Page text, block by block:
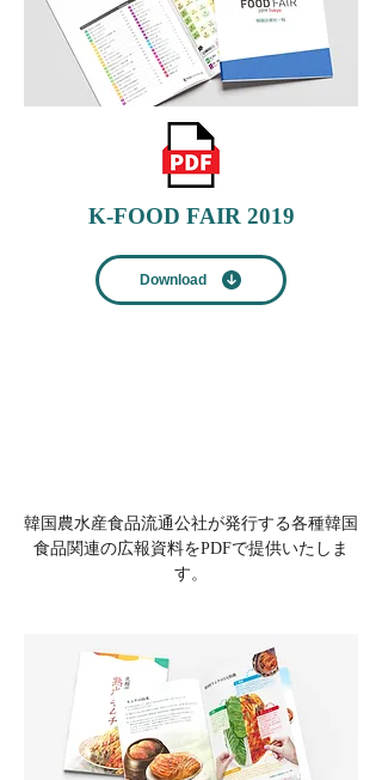
K-FOOD FAIR 2019
Download
韓国農水産食品流通公社が発行する各種韓国
食品関連の広報資料をPDFで提供いたしま
す。